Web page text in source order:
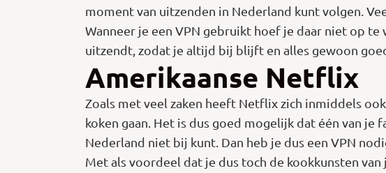
moment van uitzenden in Nederland kunt volgen.
Wanneer je een VPN gebruikt hoef je daar niet op
uitzendt, zodat je altijd bij blijft en alles gewoon
Amerikaanse Netflix
Zoals met veel zaken heeft Netflix zich inmiddels
koken gaan. Het is dus goed mogelijk dat één van
Nederland niet bij kunt. Dan heb je dus een VPN
Met als voordeel dat je dus toch de kookkunsten